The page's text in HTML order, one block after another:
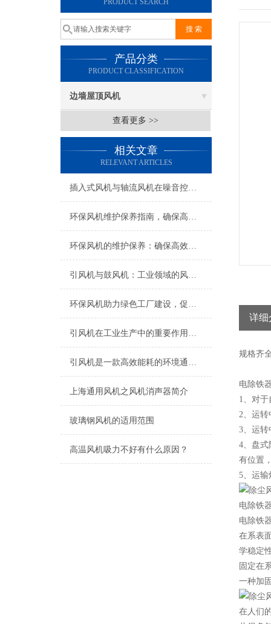
PRODUCT SEARCH
产品分类
PRODUCT CLASSIFICATION
边墙屋顶风机
查看更多 >>
相关文章
RELEVANT ARTICLES
插入式风机与轴流风机在噪音控制上有何差异？
环保风机维护保养指南，确保高效稳定运行
环保风机的维护保养：确保高效运行的关键
引风机与鼓风机：工业领域的风动双子星
环保风机助力绿色工厂建设，促进节能减排
引风机在工业生产中的重要作用及发展趋势
引风机是一款高效能耗的环境通风设备
上海​通用风机之风机消声器简介
玻璃钢风机的适用范围
高温风机吸力不好有什么原因？
详细
规格齐
电除铁
1、对
2、运
3、运
4、盘式
有位置
5、运输
电除铁
电除铁
在系表
学稳定
固定在
一种加
在人们